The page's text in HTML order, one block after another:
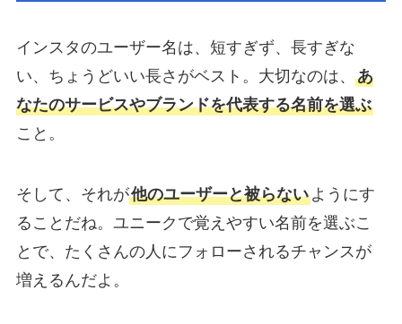
インスタのユーザー名は、短すぎず、長すぎな
い、ちょうどいい長さがベスト。大切なのは、 あ
なたのサービスやブランドを代表する名前を選ぶ
こと。
そして、それが他のユーザーと被らないようにす
ることだね。ユニークで覚えやすい名前を選ぶこ
とで、たくさんの人にフォローされるチャンスが
増えるんだよ。